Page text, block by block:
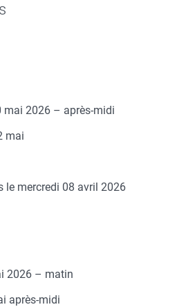
mai 2026 – après-midi
mai
le mercredi 08 avril 2026
2026 – matin
après-midi